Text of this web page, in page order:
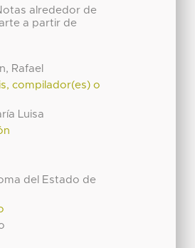
alrededor de
a partir de
Rafael
compilador(es) o
Luisa
del Estado de